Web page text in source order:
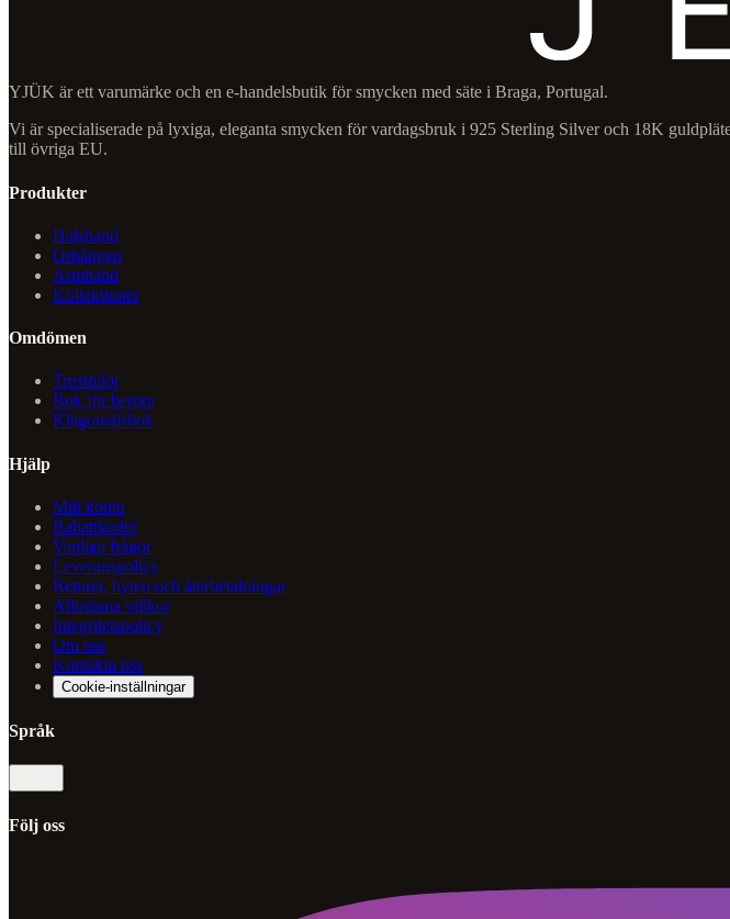
YJÜK är ett varumärke och en e-handelsbutik för smycken med säte i Braga, Portugal.
Vi är specialiserade på lyxiga, eleganta smycken för vardagsbruk i 925 Sterling Silver och 18K
till övriga EU.
Produkter
Halsband
Örhängen
Armband
Kollektioner
Omdömen
Trustpilot
Bok för beröm
Klagomålsbok
Hjälp
Mitt konto
Rabattkoder
Vanliga frågor
Leveranspolicy
Returer, byten och återbetalningar
Allmänna villkor
Integritetspolicy
Om oss
Kontakta oss
Cookie-inställningar
Språk
Följ oss